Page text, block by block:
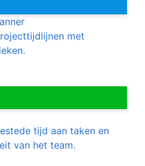
met
tijd aan taken en
van het team.